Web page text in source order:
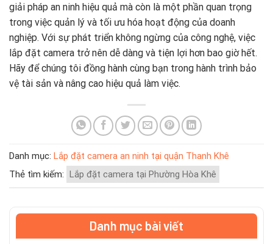
giải pháp an ninh hiệu quả mà còn là một phần quan trọng
trong việc quản lý và tối ưu hóa hoạt động của doanh
nghiệp. Với sự phát triển không ngừng của công nghệ, việc
lắp đặt camera trở nên dễ dàng và tiện lợi hơn bao giờ hết.
Hãy để chúng tôi đồng hành cùng bạn trong hành trình bảo
vệ tài sản và nâng cao hiệu quả làm việc.
Danh mục: Lắp đặt camera an ninh tại quận Thanh Khê
Thẻ tìm kiếm:
Lắp đặt camera tại Phường Hòa Khê
Danh mục bài viết